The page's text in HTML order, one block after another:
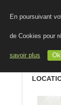
En poursuivant
de Cookies pour
savoir plus Ok